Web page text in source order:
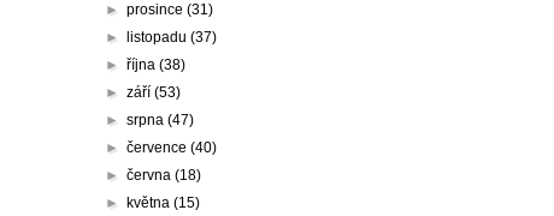
►prosince(31)
►
listopadu(37)
►října(38)
►září(53)
►srpna(47)
►července(40)
►června(18)
► května(15)